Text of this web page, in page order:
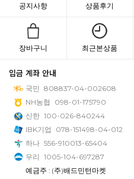
공지사항 상품후기
장바구니 최근본상품
입금 계좌 안내
국민 808837-04-002608
NH농협
098-01-175790
신한 100-026-840244
IBK기업
078-151498-04-012
하나 556-910013-65404
우리 1005-104-697287
예금주 : (주)배드민턴마켓